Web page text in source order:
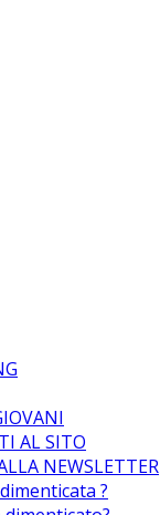
AL SITO
NEWSLETTER
?